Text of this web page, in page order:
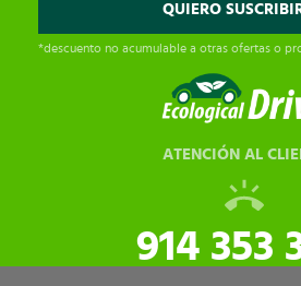
*descuento no acumulable a otras ofertas o
ATENCIÓN AL
914 353